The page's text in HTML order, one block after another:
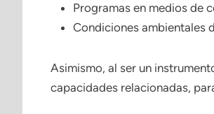
Programas en medios de
Condiciones ambientales
Asimismo, al ser un
capacidades relacionadas,